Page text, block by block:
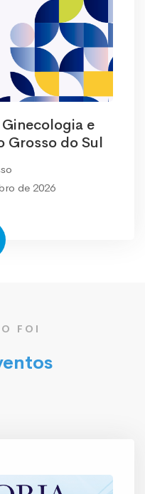
e
Grosso do Sul
de 2026
FOI